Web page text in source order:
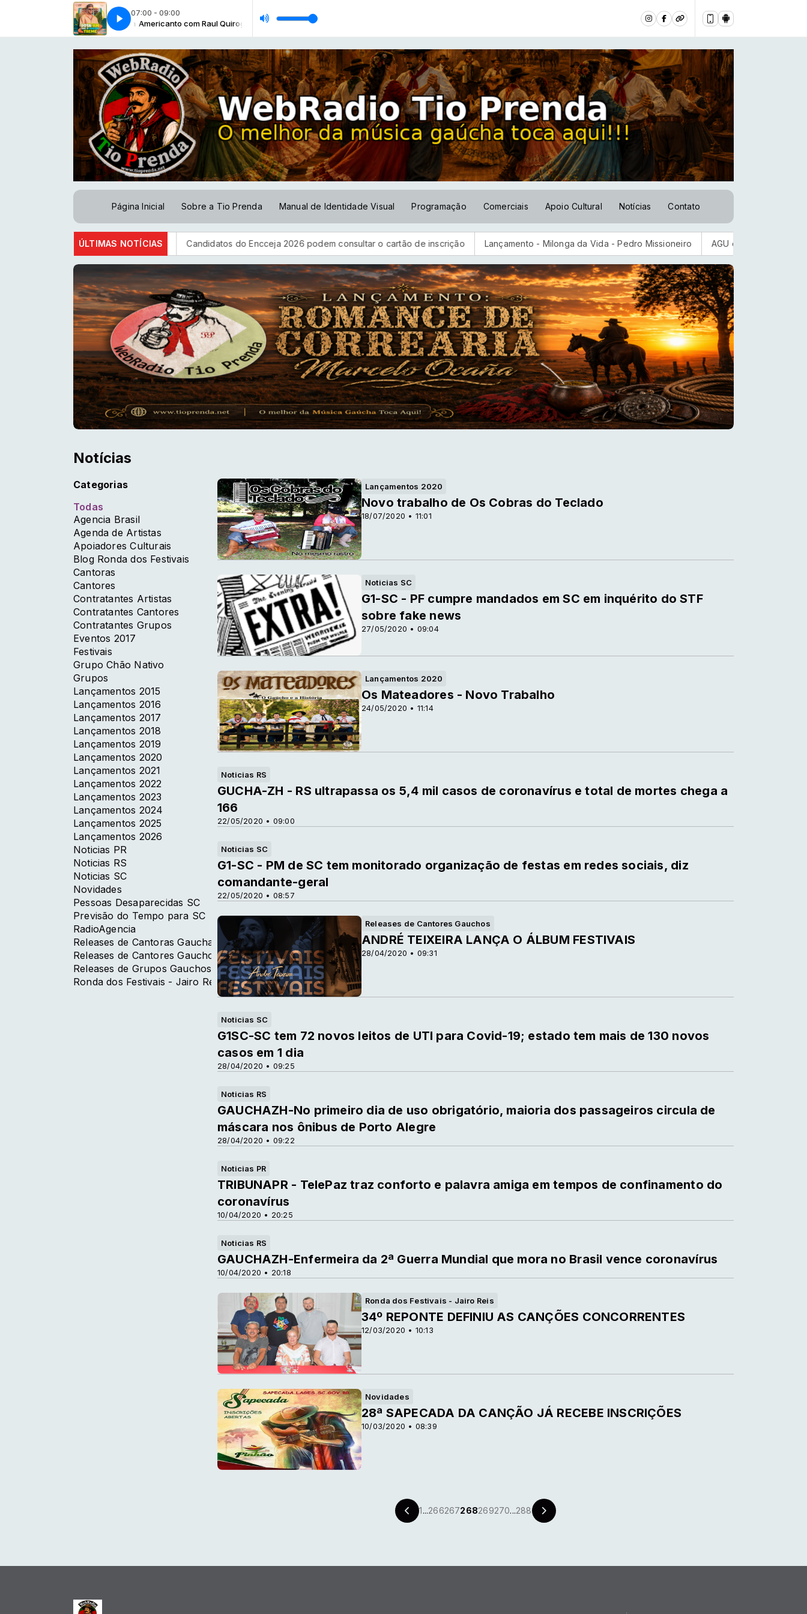
07:00 - 09:00
Americanto com Raul Quiroga Americanto com Raul Quiroga
- BLOCO - 03 -02-05-2024 AMERICANTO - BLOCO - 03 -02-05-2024
Página Inicial Sobre a Tio Prenda Manual de Identidade Visual Programação Comerciais Apoio Cultural Notícias Contato
ÚLTIMAS NOTÍCIAS
Discord no Brasil Candidatos do Encceja 2026 podem consultar o cartão de inscrição Lançamento - Milonga da Vida - Pedro Missioneiro AGU quer suspender a plataforma
Notícias
Categorias
Todas
Agencia Brasil
Agenda de Artistas
Apoiadores Culturais
Blog Ronda dos Festivais
Cantoras
Cantores
Contratantes Artistas
Contratantes Cantores
Contratantes Grupos
Eventos 2017
Festivais
Grupo Chão Nativo
Grupos
Lançamentos 2015
Lançamentos 2016
Lançamentos 2017
Lançamentos 2018
Lançamentos 2019
Lançamentos 2020
Lançamentos 2021
Lançamentos 2022
Lançamentos 2023
Lançamentos 2024
Lançamentos 2025
Lançamentos 2026
Noticias PR
Noticias RS
Noticias SC
Novidades
Pessoas Desaparecidas SC
Previsão do Tempo para SC
RadioAgencia
Releases de Cantoras Gauchas
Releases de Cantores Gauchos
Releases de Grupos Gauchos
Ronda dos Festivais - Jairo Reis
Lançamentos 2020
18/07/2020 • 11:01
Novo trabalho de Os Cobras do Teclado
Noticias SC
27/05/2020 • 09:04
G1-SC - PF cumpre mandados em SC em inquérito do STF
sobre fake news
Lançamentos 2020
24/05/2020 • 11:14
Os Mateadores - Novo Trabalho
Noticias RS
22/05/2020 • 09:00
GUCHA-ZH - RS ultrapassa os 5,4 mil casos de coronavírus e total de mortes chega a
166
Noticias SC
22/05/2020 • 08:57
G1-SC - PM de SC tem monitorado organização de festas em redes sociais, diz
comandante-geral
Releases de Cantores Gauchos
28/04/2020 • 09:31
ANDRÉ TEIXEIRA LANÇA O ÁLBUM FESTIVAIS
Noticias SC
28/04/2020 • 09:25
G1SC-SC tem 72 novos leitos de UTI para Covid-19; estado tem mais de 130 novos
casos em 1 dia
Noticias RS
28/04/2020 • 09:22
GAUCHAZH-No primeiro dia de uso obrigatório, maioria dos passageiros circula de
máscara nos ônibus de Porto Alegre
Noticias PR
10/04/2020 • 20:25
TRIBUNAPR - TelePaz traz conforto e palavra amiga em tempos de confinamento do
coronavírus
Noticias RS
10/04/2020 • 20:18
GAUCHAZH-Enfermeira da 2ª Guerra Mundial que mora no Brasil vence coronavírus
Ronda dos Festivais - Jairo Reis
12/03/2020 • 10:13
34º REPONTE DEFINIU AS CANÇÕES CONCORRENTES
Novidades
10/03/2020 • 08:39
28ª SAPECADA DA CANÇÃO JÁ RECEBE INSCRIÇÕES
1...266267268269270...288